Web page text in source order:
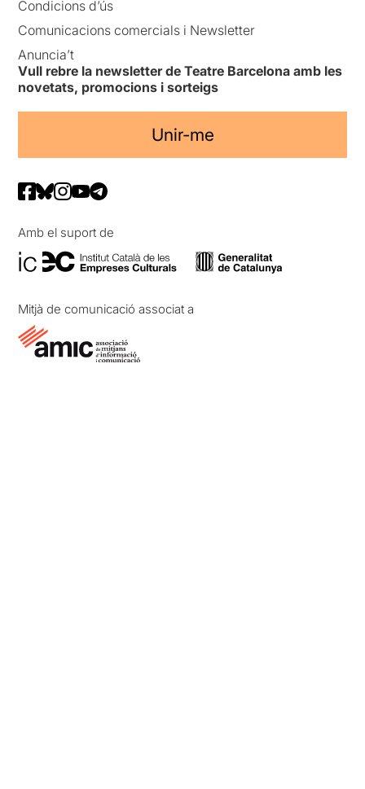
Condicions d’ús
Comunicacions comercials i Newsletter
Anuncia’t
Vull rebre la newsletter de Teatre Barcelona amb les
novetats, promocions i sorteigs
Unir-me
Amb el suport de
Mitjà de comunicació associat a